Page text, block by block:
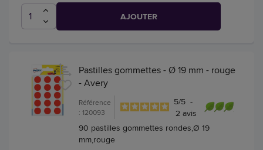
AJOUTER
Pastilles gommettes - Ø 19 mm - rouge
- Avery
Référence
: 120093
5/5 -
2 avis
90 pastilles gommettes rondes,Ø 19
mm,rouge